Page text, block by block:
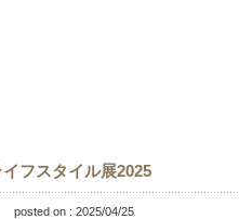
フスタイル展2025
on : 2025/04/25